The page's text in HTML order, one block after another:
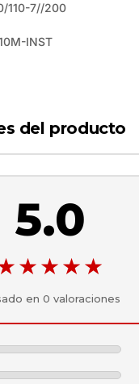
110-7//200
INST
del producto
5.0
en 0 valoraciones